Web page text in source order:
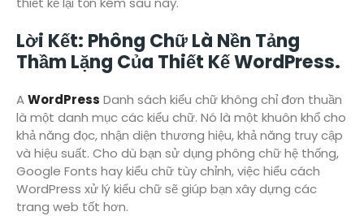
Lời Kết: Phông Chữ Là Nền Tảng
Thầm Lặng Của Thiết Kế WordPress.
AWordPress Danh sách kiểu chữ không chỉ đơn thuần
là một danh mục các kiểu chữ. Nó là một khuôn khổ cho
khả năng đọc, nhận diện thương hiệu, khả năng truy cập
và hiệu suất. Cho dù bạn sử dụng phông chữ hệ thống,
Google Fonts hay kiểu chữ tùy chỉnh, việc hiểu cách
WordPress xử lý kiểu chữ sẽ giúp bạn xây dựng các
trang web tốt hơn.